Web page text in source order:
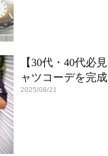
【30代・40代必
ャツコーデを完成
2025/08/21